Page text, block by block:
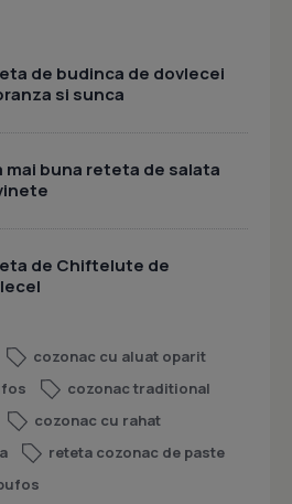
de budinca de dovlecei
si sunca
mai buna reteta de salata
de Chiftelute de
cozonac cu aluat oparit
cozonac traditional
cozonac cu rahat
reteta cozonac de paste